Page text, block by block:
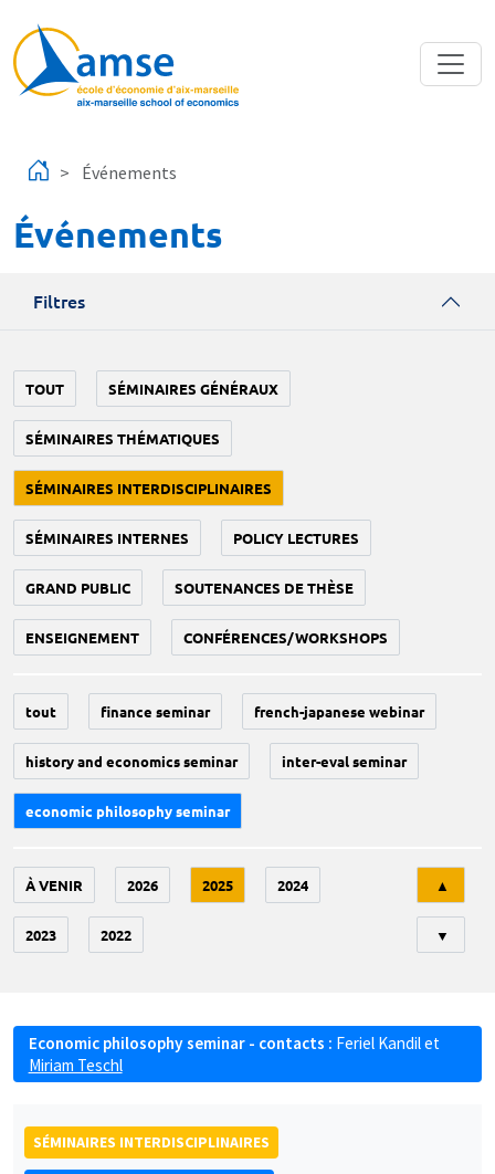
Événements
Événements
Filtres
TOUT SÉMINAIRES GÉNÉRAUX
SÉMINAIRES THÉMATIQUES
SÉMINAIRES INTERDISCIPLINAIRES
SÉMINAIRES INTERNES POLICY LECTURES
GRAND PUBLIC SOUTENANCES DE THÈSE
ENSEIGNEMENT CONFÉRENCES/WORKSHOPS
tout finance seminar french-japanese webinar
history and economics seminar inter-eval seminar
economic philosophy seminar
À VENIR 2026 2025 2024
2023 2022
▲
▼
Economic philosophy seminar - contacts : Feriel Kandilet
Miriam Teschl
SÉMINAIRES INTERDISCIPLINAIRES